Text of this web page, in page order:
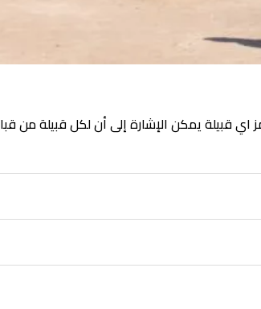
خلال الاطلاع على 702 رمز اي قبيلة يمكن الإشارة إلى